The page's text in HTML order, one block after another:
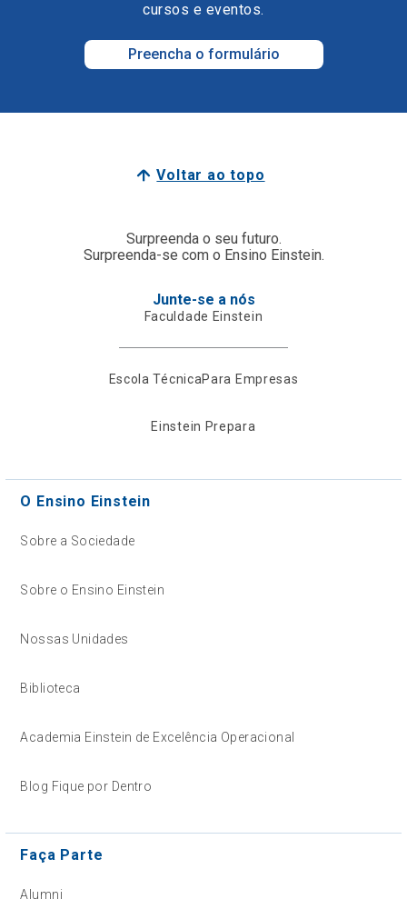
cursos e eventos.
Preencha o formulário
Voltar ao topo
Surpreenda o seu futuro.
Surpreenda-se com o Ensino Einstein.
Junte-se a nós
Faculdade Einstein
Escola TécnicaPara Empresas
Einstein Prepara
O Ensino Einstein
Sobre a Sociedade
Sobre o Ensino Einstein
Nossas Unidades
Biblioteca
Academia Einstein de Excelência Operacional
Blog Fique por Dentro
Faça Parte
Alumni